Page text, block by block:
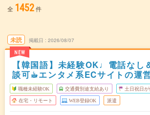
全 1452件
未読
NEW
掲載日 2026/08/07
【韓国語】未経験OK♩電話なし
談可☕︎エンタメ系ECサイトの運
職種未経験OK 交通費別途支給あり 土日祝日が
在宅・リモート WEB登録OK 派遣